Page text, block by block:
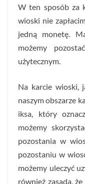
W ten sposób za
wioski nie
jedną monetę.
możemy
użytecznym.
Na karcie wioski,
naszym obszarze
iksa, który
możemy
pozostania w
pozostaniu w
możemy uleczyć
również zasada,